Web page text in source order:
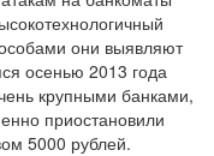
они выявляют
осенью 2013 года
крупными банками,
приостановили
5000 рублей.